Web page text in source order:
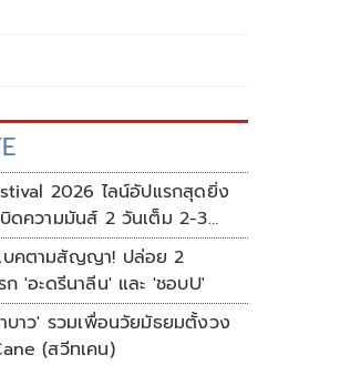
2026 ไลน์อัปแรกสุดยิ่ง
บิดความมันส์ 2 วันเต็ม 2-3
บคตามสัญญา! ปล่อย 2
ก 'อะดรีนาลีน' และ 'ชอบU'
บาว' รวมเพื่อนวัยมัธยมตั้งวง
(สวีทเคน)